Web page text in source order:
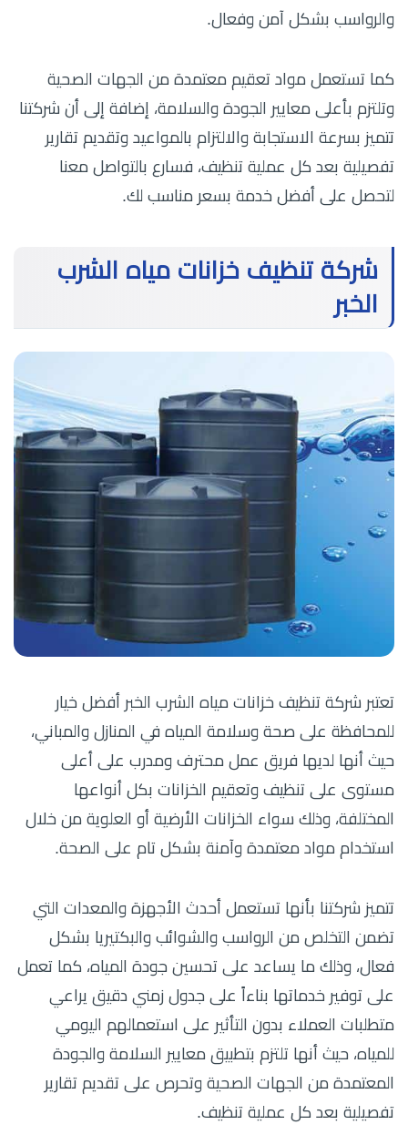
والرواسب بشكل آمن وفعال.
كما تستعمل مواد تعقيم معتمدة من الجهات الصحية
وتلتزم بأعلى معايير الجودة والسلامة، إضافة إلى أن شركتنا
تتميز بسرعة الاستجابة والالتزام بالمواعيد وتقديم تقارير
تفصيلية بعد كل عملية تنظيف، فسارع بالتواصل معنا
لتحصل على أفضل خدمة بسعر مناسب لك.
شركة تنظيف خزانات مياه الشرب
الخبر
تعتبر شركة تنظيف خزانات مياه الشرب الخبر أفضل خيار
للمحافظة على صحة وسلامة المياه في المنازل والمباني،
حيث أنها لديها فريق عمل محترف ومدرب على أعلى
مستوى على تنظيف وتعقيم الخزانات بكل أنواعها
المختلفة، وذلك سواء الخزانات الأرضية أو العلوية من خلال
استخدام مواد معتمدة وآمنة بشكل تام على الصحة.
تتميز شركتنا بأنها تستعمل أحدث الأجهزة والمعدات التي
تضمن التخلص من الرواسب والشوائب والبكتيريا بشكل
فعال، وذلك ما يساعد على تحسين جودة المياه، كما تعمل
على توفير خدماتها بناءاً على جدول زمني دقيق يراعي
متطلبات العملاء بدون التأثير على استعمالهم اليومي
للمياه، حيث أنها تلتزم بتطبيق معايير السلامة والجودة
المعتمدة من الجهات الصحية وتحرص على تقديم تقارير
تفصيلية بعد كل عملية تنظيف.